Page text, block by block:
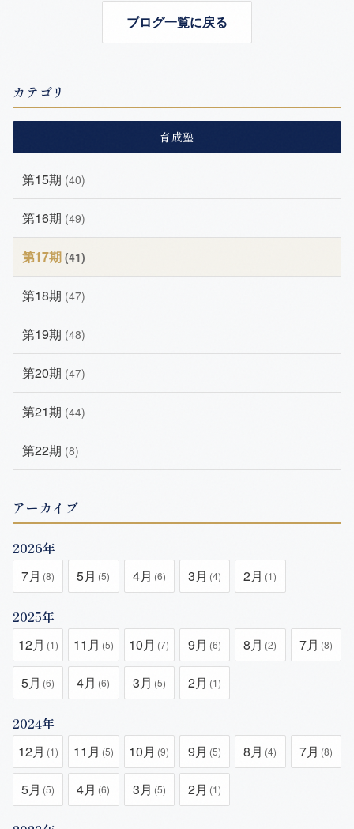
ブログ一覧に戻る
カテゴリ
育成塾
第15期 (40)
第16期 (49)
第17期 (41)
第18期 (47)
第19期 (48)
第20期 (47)
第21期 (44)
第22期 (8)
アーカイブ
2026年
7月 (8) 5月 (5) 4月 (6) 3月 (4) 2月 (1)
2025年
12月 (1) 11月 (5) 10月 (7) 9月 (6) 8月 (2) 7月 (8)
5月 (6) 4月 (6) 3月 (5) 2月 (1)
2024年
12月 (1) 11月 (5) 10月 (9) 9月 (5) 8月 (4) 7月 (8)
5月 (5) 4月 (6) 3月 (5) 2月 (1)